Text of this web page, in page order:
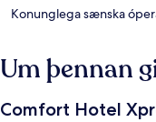
Konunglega sænska
Um þennan
Comfort Hotel